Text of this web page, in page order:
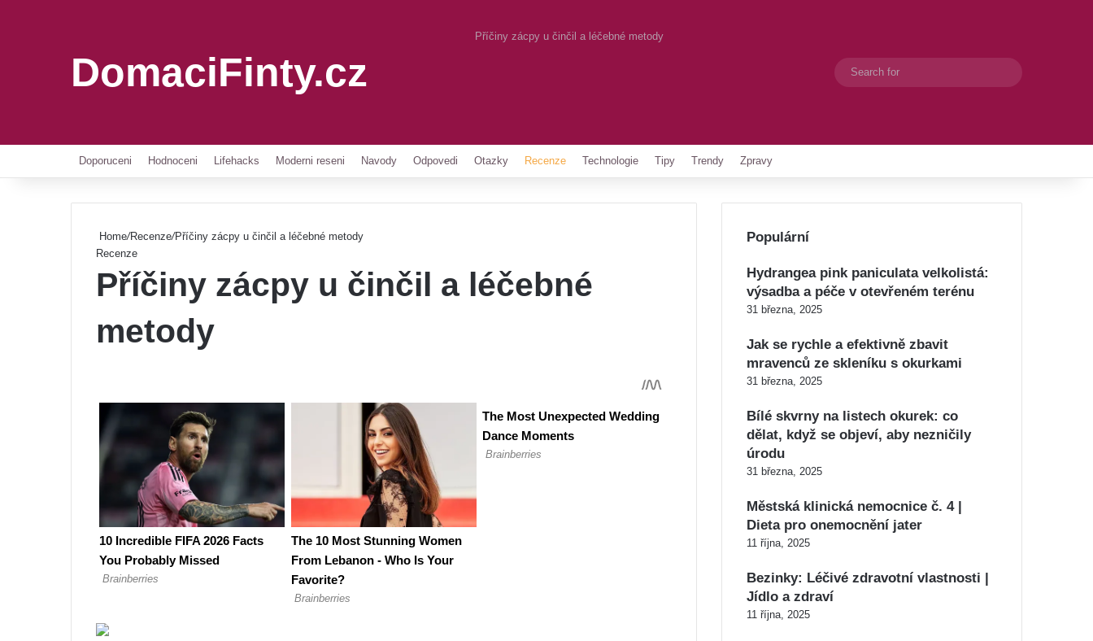
DomaciFinty.cz
Příčiny zácpy u činčil a léčebné metody
Switch skin
Doporuceni Hodnoceni Lifehacks Moderni reseni Navody Odpovedi Otazky Recenze Technologie Tipy Trendy Zpravy
Home/Recenze/Příčiny zácpy u činčil a léčebné metody
Recenze
Příčiny zácpy u činčil a léčebné
metody
Populární
Hydrangea pink paniculata velkolistá:
výsadba a péče v otevřeném terénu
31 března, 2025
Jak se rychle a efektivně zbavit
mravenců ze skleníku s okurkami
31 března, 2025
Bílé skvrny na listech okurek: co
dělat, když se objeví, aby nezničily
úrodu
31 března, 2025
Městská klinická nemocnice č. 4 |
Dieta pro onemocnění jater
11 října, 2025
Bezinky: Léčivé zdravotní vlastnosti |
Jídlo a zdraví
11 října, 2025